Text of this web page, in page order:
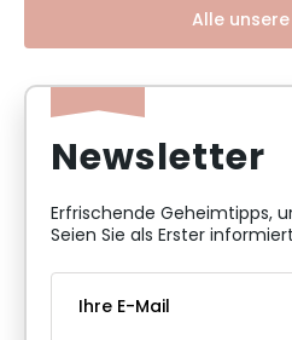
Alle
Newsletter
Erfrischende Geheimtipps,
Seien Sie als Erster